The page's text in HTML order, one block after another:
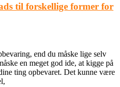
til forskellige former for
end du måske lige selv
en meget god ide, at kigge på
ting opbevaret. Det kunne være